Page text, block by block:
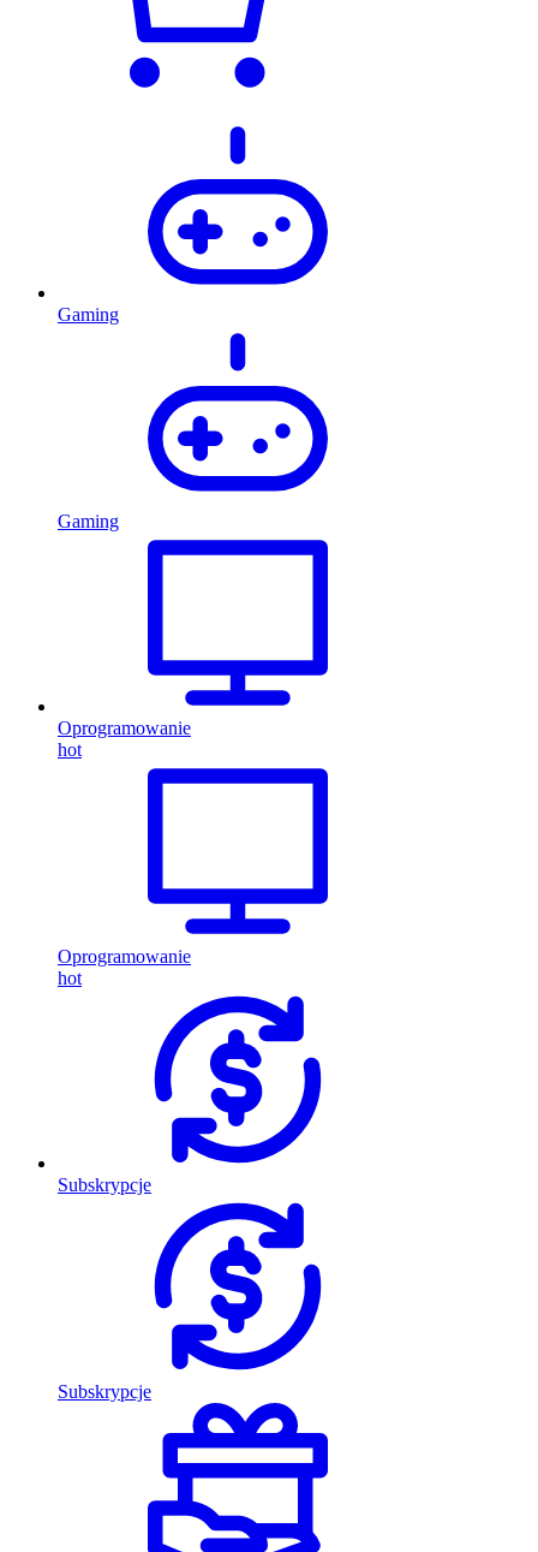
Gaming
Gaming
Oprogramowanie
hot
Oprogramowanie
hot
Subskrypcje
Subskrypcje